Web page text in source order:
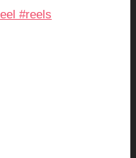
#reels